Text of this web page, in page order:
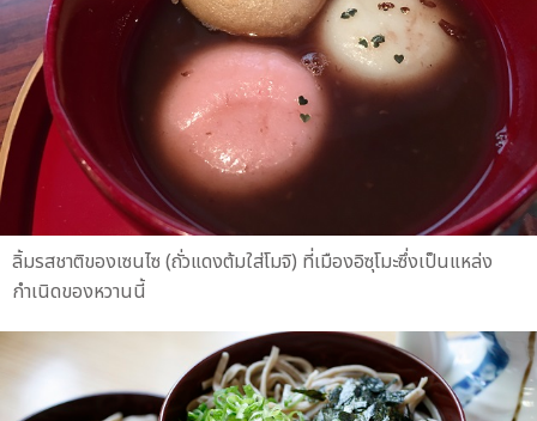
ลิ้มรสชาติของเซนไซ (ถั่วแดงต้มใส่โมจิ) ที่เมืองอิซุโมะซึ่งเป็นแหล่ง
กำเนิดของหวานนี้